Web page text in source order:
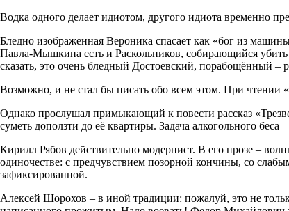
Водка одного делает идиотом, другого идиота временно
Бледно изображенная Вероника спасает как «бог из
Павла-Мышкина есть и Раскольников, собирающийся
сказать, это очень бледный Достоевский, порабощённый –
Возможно, и не стал бы писать обо всем этом. При чтении
Однако прослушал примыкающий к повести рассказ
суметь доползти до её квартиры. Задача алкогольного
Кирилл Рябов действительно модернист. В его прозе –
одиночестве: с предчувствием позорной кончины, со
зафиксированной.
Алексей Шорохов – в иной традиции: пожалуй, это не